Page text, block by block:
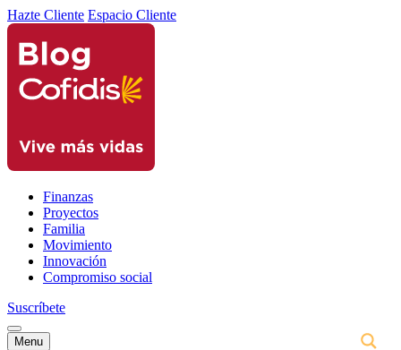
Hazte Cliente Espacio Cliente
Finanzas
Proyectos
Familia
Movimiento
Innovación
Compromiso social
Suscríbete
Menu